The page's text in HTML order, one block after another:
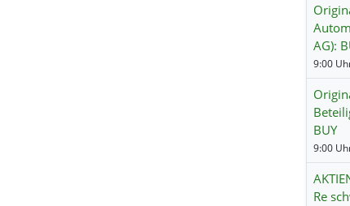
AG):
9:00
BUY
9:00
Re